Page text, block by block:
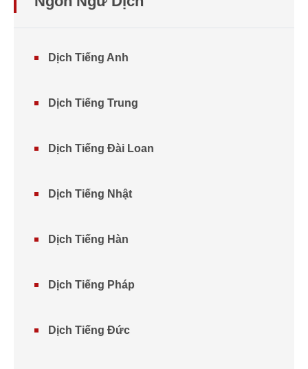
Dịch Tiếng Anh
Dịch Tiếng Trung
Dịch Tiếng Đài Loan
Dịch Tiếng Nhật
Dịch Tiếng Hàn
Dịch Tiếng Pháp
Dịch Tiếng Đức